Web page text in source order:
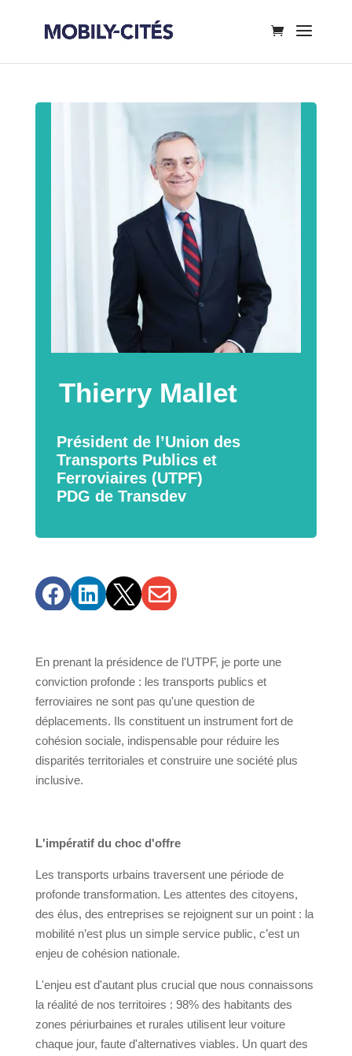
Thierry Mallet
Président de l’Union des
Transports Publics et
Ferroviaires (UTPF)
PDG de Transdev
   
En prenant la présidence de l'UTPF, je porte une
conviction profonde : les transports publics et
ferroviaires ne sont pas qu'une question de
déplacements. Ils constituent un instrument fort de
cohésion sociale, indispensable pour réduire les
disparités territoriales et construire une société plus
inclusive.
L'impératif du choc d'offre
Les transports urbains traversent une période de
profonde transformation. Les attentes des citoyens,
des élus, des entreprises se rejoignent sur un point : la
mobilité n’est plus un simple service public, c’est un
enjeu de cohésion nationale.
L'enjeu est d'autant plus crucial que nous connaissons
la réalité de nos territoires : 98% des habitants des
zones périurbaines et rurales utilisent leur voiture
chaque jour, faute d'alternatives viables. Un quart des